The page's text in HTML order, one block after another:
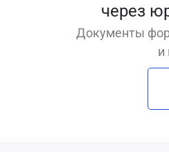
через
Документы
и